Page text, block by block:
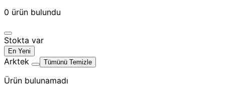
0 ürün bulundu
Stokta var
En Yeni
Arktek Tümünü Temizle
Ürün bulunamadı